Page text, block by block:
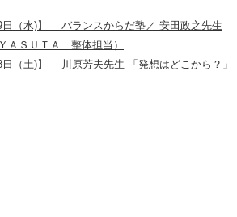
日（水)】 バランスからだ塾／ 安田政之先生
ＡＳＵＴＡ 整体担当）
日（土)】 川原芳夫先生 「発想はどこから？」